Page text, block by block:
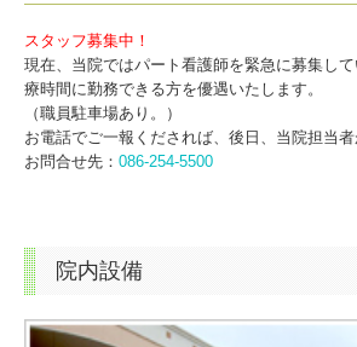
スタッフ募集中！
現在、当院ではパート看護師を緊急に募集し
療時間に勤務できる方を優遇いたします。
（職員駐車場あり。）
お電話でご一報くだされば、後日、当院担当者
お問合せ先： 086-254-5500
院内設備